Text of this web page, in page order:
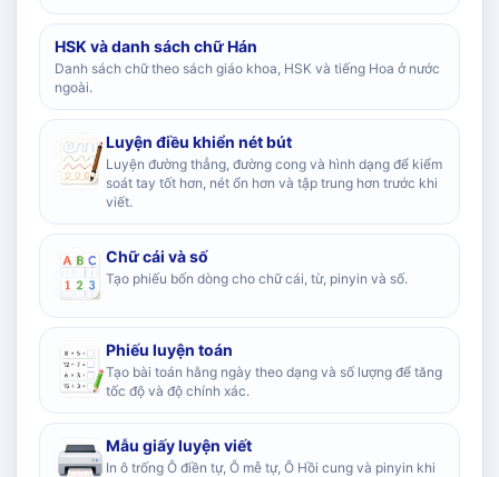
HSK và danh sách chữ Hán
Danh sách chữ theo sách giáo khoa, HSK và tiếng Hoa ở nước
ngoài.
Luyện điều khiển nét bút
Luyện đường thẳng, đường cong và hình dạng để kiểm
soát tay tốt hơn, nét ổn hơn và tập trung hơn trước khi
viết.
Chữ cái và số
Tạo phiếu bốn dòng cho chữ cái, từ, pinyin và số.
Phiếu luyện toán
Tạo bài toán hằng ngày theo dạng và số lượng để tăng
tốc độ và độ chính xác.
Mẫu giấy luyện viết
In ô trống Ô điền tự, Ô mễ tự, Ô Hồi cung và pinyin khi